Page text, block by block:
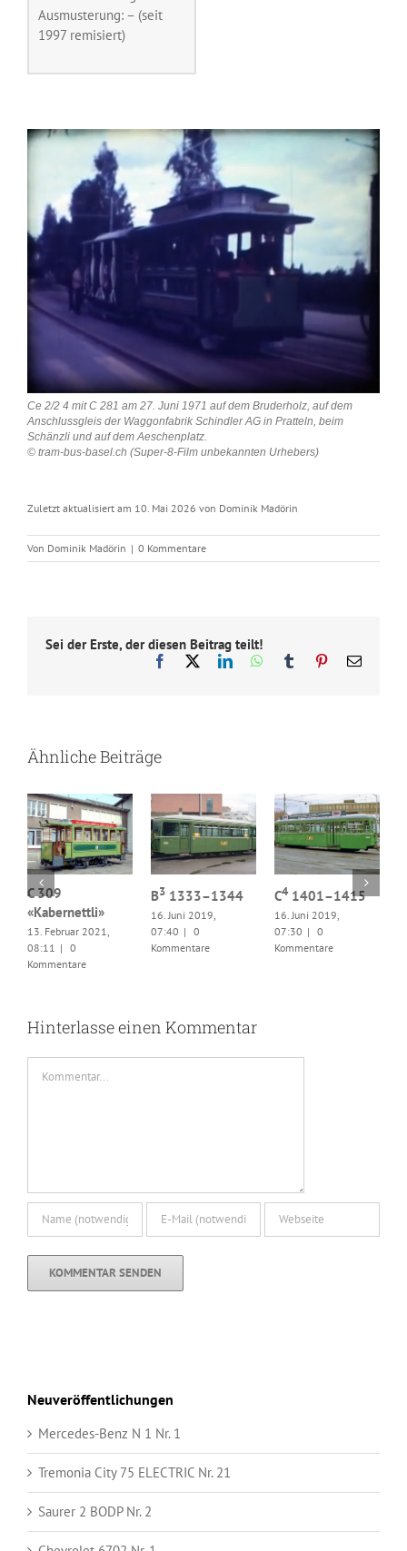
Ausmusterung: – (seit
1997 remisiert)
Ce 2/2 4 mit C 281 am 27. Juni 1971 auf dem Bruderholz, auf dem
Anschlussgleis der Waggonfabrik Schindler AG in Pratteln, beim
Schänzli und auf dem Aeschenplatz.
© tram-bus-basel.ch (Super-8-Film unbekannten Urhebers)
Zuletzt aktualisiert am 10. Mai 2026 von Dominik Madörin
Von Dominik Madörin | 0 Kommentare
Sei der Erste, der diesen Beitrag teilt!
Facebook LinkedInWhatsApp
Tumblr Pinterest
E-
Ähnliche Beiträge
C 309
«Kabernettli»
13. Februar 2021,
08:11 | 0
Kommentare
B3 1333–1344
16. Juni 2019,
07:40 | 0
Kommentare
C41401–1415
16. Juni 2019,
07:30 | 0
Kommentare
Hinterlasse einen Kommentar
Neuveröffentlichungen
Mercedes-Benz N 1 Nr. 1
Tremonia City 75 ELECTRIC Nr. 21
Saurer 2 BODP Nr. 2